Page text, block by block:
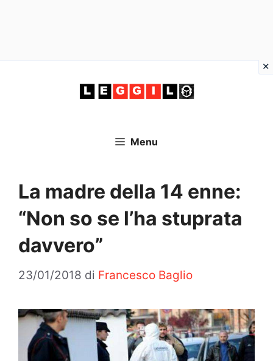
Menu
La madre della 14 enne:
“Non so se l’ha stuprata
davvero”
23/01/2018 di Francesco Baglio